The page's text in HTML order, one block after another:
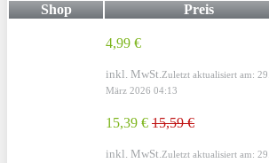
Shop Preis
4,99 €
inkl. MwSt. Zuletzt aktualisiert am: 29.
März 2026 04:13
15,39 € 15,59 €
inkl. MwSt. Zuletzt aktualisiert am: 29.